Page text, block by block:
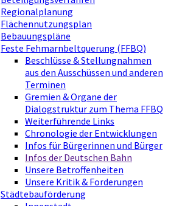
Regionalplanung
Flächennutzungsplan
Bebauungspläne
Feste Fehmarnbeltquerung (FFBQ)
Beschlüsse & Stellungnahmen
aus den Ausschüssen und anderen
Terminen
Gremien & Organe der
Dialogstruktur zum Thema FFBQ
Weiterführende Links
Chronologie der Entwicklungen
Infos für Bürgerinnen und Bürger
Infos der Deutschen Bahn
Unsere Betroffenheiten
Unsere Kritik & Forderungen
Städtebauförderung